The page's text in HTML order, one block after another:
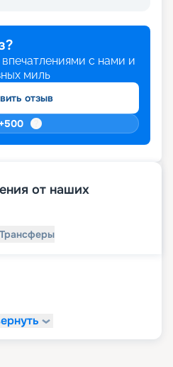
с нами и
миль
отзыв
500
от наших
Трансферы